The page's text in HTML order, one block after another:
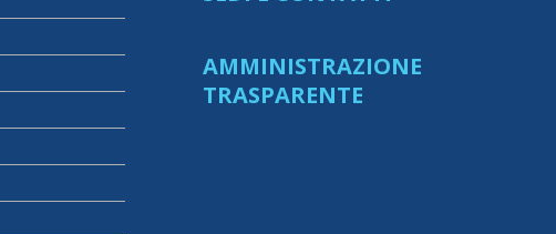
AMMINISTRAZIONE
TRASPARENTE